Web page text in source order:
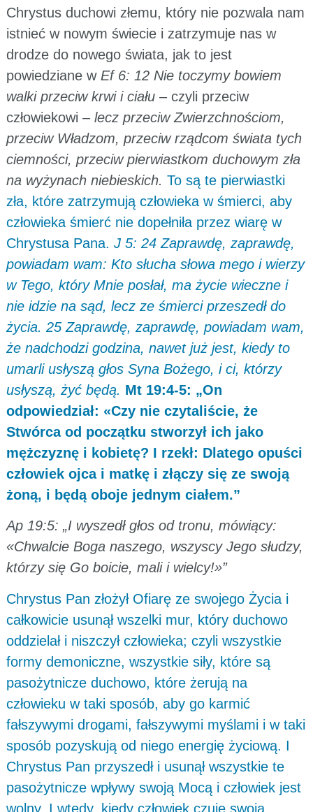
Chrystus duchowi złemu, który nie pozwala nam
istnieć w nowym świecie i zatrzymuje nas w
drodze do nowego świata, jak to jest
powiedziane w Ef 6: 12 Nie toczymy bowiem
walki przeciw krwi i ciału– czyli przeciw
człowiekowi – lecz przeciw Zwierzchnościom,
przeciw Władzom, przeciw rządcom świata tych
ciemności, przeciw pierwiastkom duchowym zła
na wyżynach niebieskich. To są te pierwiastki
zła, które zatrzymują człowieka w śmierci, aby
człowieka śmierć nie dopełniła przez wiarę w
Chrystusa Pana. J 5: 24 Zaprawdę, zaprawdę,
powiadam wam: Kto słucha słowa mego i wierzy
w Tego, który Mnie posłał, ma życie wieczne i
nie idzie na sąd, lecz ze śmierci przeszedł do
życia. 25 Zaprawdę, zaprawdę, powiadam wam,
że nadchodzi godzina, nawet już jest, kiedy to
umarli usłyszą głos Syna Bożego, i ci, którzy
usłyszą, żyć będą. Mt 19:4-5: „On
odpowiedział: «Czy nie czytaliście, że
Stwórca od początku stworzył ich jako
mężczyznę i kobietę? I rzekł: Dlatego opuści
człowiek ojca i matkę i złączy się ze swoją
żoną, i będą oboje jednym ciałem.”
Ap 19:5: „I wyszedł głos od tronu, mówiący:
«Chwalcie Boga naszego, wszyscy Jego słudzy,
którzy się Go boicie, mali i wielcy!»”
Chrystus Pan złożył Ofiarę ze swojego Życia i
całkowicie usunął wszelki mur, który duchowo
oddzielał i niszczył człowieka; czyli wszystkie
formy demoniczne, wszystkie siły, które są
pasożytnicze duchowo, które żerują na
człowieku w taki sposób, aby go karmić
fałszywymi drogami, fałszywymi myślami i w taki
sposób pozyskują od niego energię życiową. I
Chrystus Pan przyszedł i usunął wszystkie te
pasożytnicze wpływy swoją Mocą i człowiek jest
wolny. I wtedy, kiedy człowiek czuje swoją